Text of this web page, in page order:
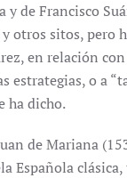
y de Francisco
otros sitos, pero
en relación
estrategias, o a
ha dicho.
de Mariana
Española